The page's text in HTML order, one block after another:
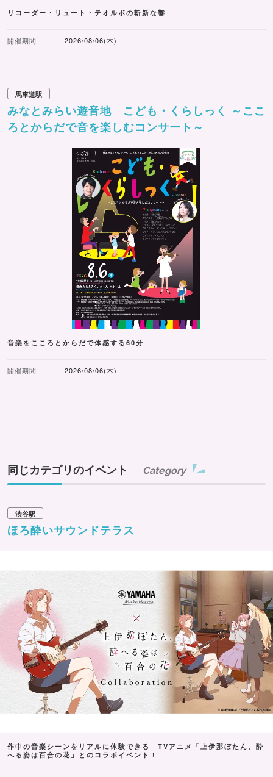
リコーダー・リュート・テオルボの斬新な響
開催期間 2026/08/06(木)
馬車道駅
みなとみらい遊音地 こども・くらしっく ～ここ
ろとからだで音を楽しむコンサート～
音楽をこころとからだで体感する60分
開催期間 2026/08/06(木)
同じカテゴリのイベント Category
渋谷駅
ほろ酔いサウンドテラス
作中の音楽シーンをリアルに体験できる TVアニメ「上伊那ぼたん、酔
へる姿は百合の花」とのコラボイベント！